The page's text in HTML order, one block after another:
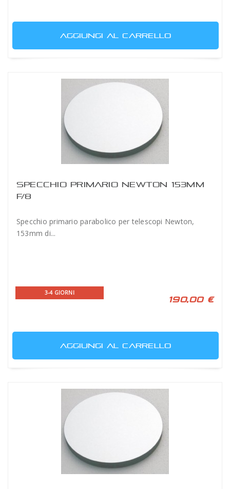
AGGIUNGI AL CARRELLO
SPECCHIO PRIMARIO NEWTON 153MM
F/8
Specchio primario parabolico per telescopi Newton,
153mm di...
3-4 GIORNI
190,00 €
AGGIUNGI AL CARRELLO